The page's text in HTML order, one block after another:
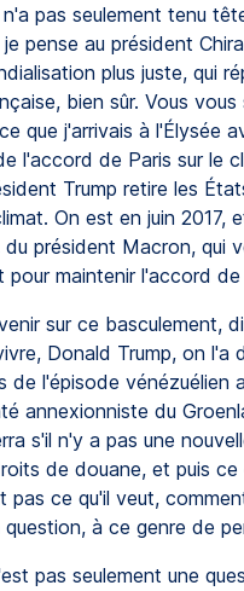
pas seulement tenu
pense au président
plus juste, qui
bien sûr. Vous
que j'arrivais à l'Élysée
l'accord de Paris sur le
Trump retire les
On est en juin 2017,
président Macron, qui
maintenir l'accord de
sur ce basculement,
Donald Trump, on l'a
de l'épisode vénézuélien
annexionniste du
s'il n'y a pas une
de douane, et puis ce
pas ce qu'il veut,
à ce genre de
pas seulement une